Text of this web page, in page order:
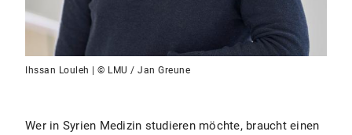
Ihssan Louleh | © LMU / Jan Greune
Wer in Syrien Medizin studieren möchte, braucht einen